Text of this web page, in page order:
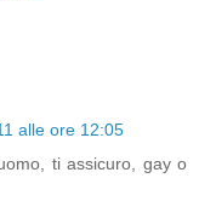
alle ore 12:05
ti assicuro, gay o